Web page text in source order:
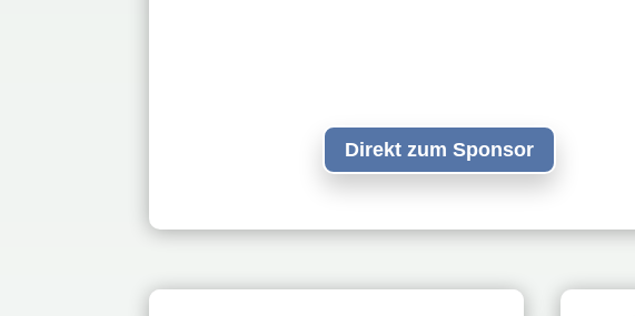
Direkt zum Sponsor